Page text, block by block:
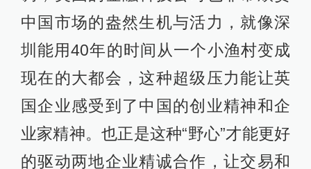
中国市场的盎然生机与活力，就像深
圳能用40年的时间从一个小渔村变成
现在的大都会，这种超级压力能让英
国企业感受到了中国的创业精神和企
业家精神。也正是这种“野心”才能更好
的驱动两地企业精诚合作，让交易和